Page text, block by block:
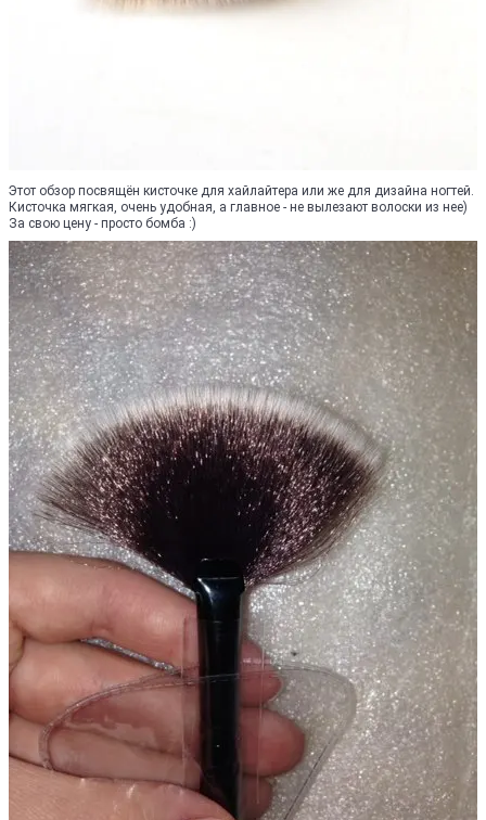
Этот обзор посвящён кисточке для хайлайтера или же для дизайна ногтей.
Кисточка мягкая, очень удобная, а главное - не вылезают волоски из нее)
За свою цену - просто бомба :)